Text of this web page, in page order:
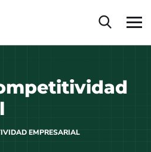
EMPRESARIAL